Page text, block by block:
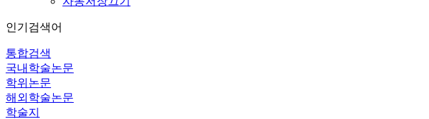
인기검색어
통합검색
국내학술논문
학위논문
해외학술논문
학술지